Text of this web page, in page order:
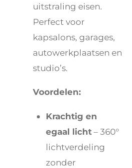
uitstraling eisen.
Perfect voor
kapsalons, garages,
autowerkplaatsen en
studio’s.
Voordelen:
Krachtig en
egaal licht– 360°
lichtverdeling
zonder